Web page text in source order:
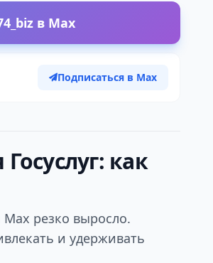
в Max
Подписаться в Max
как
Max резко выросло.
и удерживать